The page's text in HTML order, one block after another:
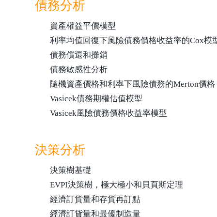
債務分析
資產權益平價模型
利率均值回復下風險債務價格收益率的Cox模
債務償還和攤銷
債務敏感性分析
隨機資產價格和利率下風險債務的Merton價格
Vasicek債務期權估值模型
Vasicek風險債務價格收益率模型
決策分析
決策樹基礎
EVPI決策樹，極大極小和貝頁斯定理
經濟訂貨量和存貨再訂點
經濟訂貨量和最優制造量